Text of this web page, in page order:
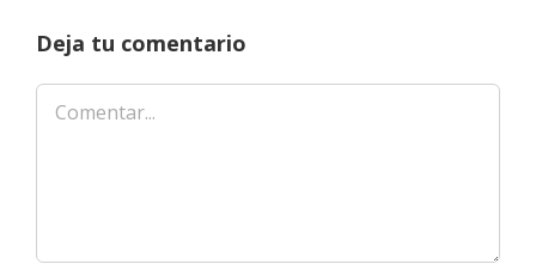
Deja tu comentario
Comentar